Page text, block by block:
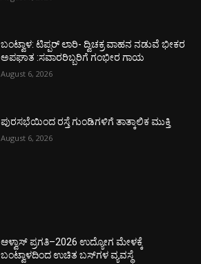
ಬಂಟ್ವಾಳ: ಟಿಪ್ಪರ್ ಲಾರಿ- ದ್ವಿಚಕ್ರ ವಾಹನ ನಡುವೆ ಭೀಕರ
ಅಪಘಾತ :ಸವಾರರಿಬ್ಬರಿಗೆ ಗಂಭೀರ ಗಾಯ
August 6, 2026
ಪುರಸಭೆಯಿಂದ ರಸ್ತೆ ಗುಂಡಿಗಳಿಗೆ ತಾತ್ಕಾಲಿಕ ಮುಕ್ತಿ
August 6, 2026
ಆಳ್ವಾಸ್ ಪ್ರಗತಿ–2026 ಉದ್ಯೋಗ ಮೇಳಕ್ಕೆ
ಬಂಟ್ವಾಳದಿಂದ ಉಚಿತ ಬಸ್‌ಗಳ ವ್ಯವಸ್ಥೆ